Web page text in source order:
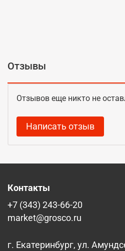
Отзывы
Отзывов еще никто не
Написать отзыв
Контакты
+7 (343) 243-66-20
market@grosco.ru
г. Екатеринбург, ул.